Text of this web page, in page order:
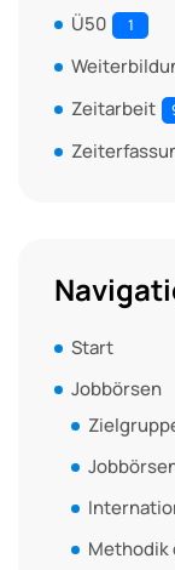
Ü50 1
Zeitarbeit
Start
Jobbörsen
Methodik